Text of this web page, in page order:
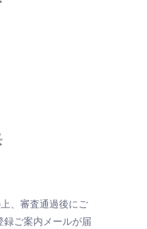
、審査通過後にご
ご案内メールが届